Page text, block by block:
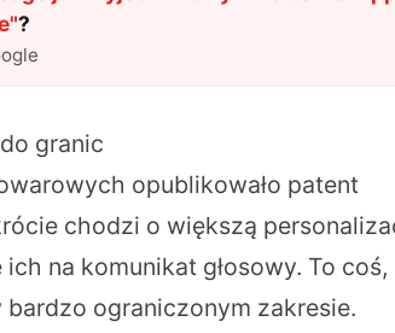
"?
granic
opublikowało patent
chodzi o większą
na komunikat głosowy. To coś,
ograniczonym zakresie.